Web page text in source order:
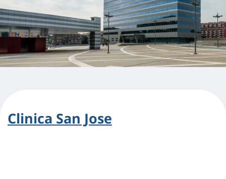
Clinica San Jose